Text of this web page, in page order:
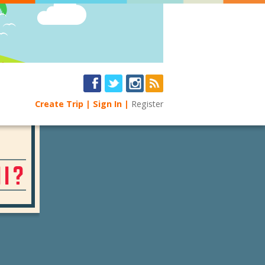
Create Trip Sign In Register